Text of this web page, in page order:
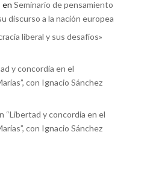
en Seminario de pensamiento
discurso a la nación europea
liberal y sus desafíos»
y concordia en el
con Ignacio Sánchez
“Libertad y concordia en el
con Ignacio Sánchez